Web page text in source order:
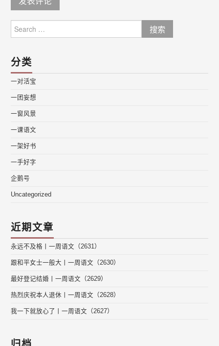
for:
分类
一对活宝
一团妄想
一窗风景
一课语文
一架好书
一手好字
企鹅号
Uncategorized
近期文章
永远不及格丨一周语文（2631）
跟和平女士一般大丨一周语文（2630）
最好登记结婚丨一周语文（2629）
热烈庆祝本人退休丨一周语文（2628）
我一下就放心了丨一周语文（2627）